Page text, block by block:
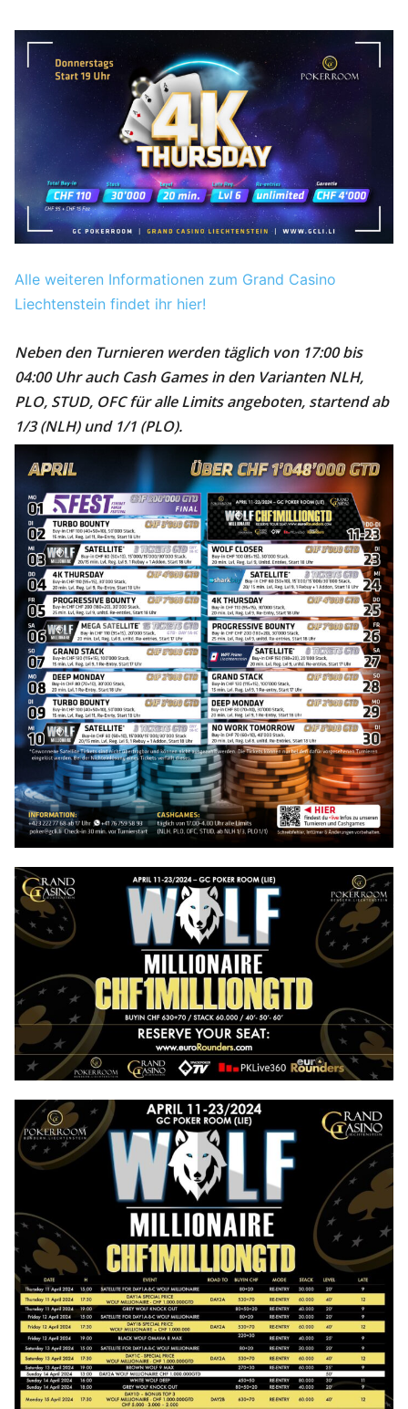
Alle weiteren Informationen zum Grand Casino
Liechtenstein findet ihr hier!
Neben den Turnieren werden täglich von 17:00 bis
04:00 Uhr auch Cash Games in den Varianten NLH,
PLO, STUD, OFC für alle Limits angeboten, startend ab
1/3 (NLH) und 1/1 (PLO).